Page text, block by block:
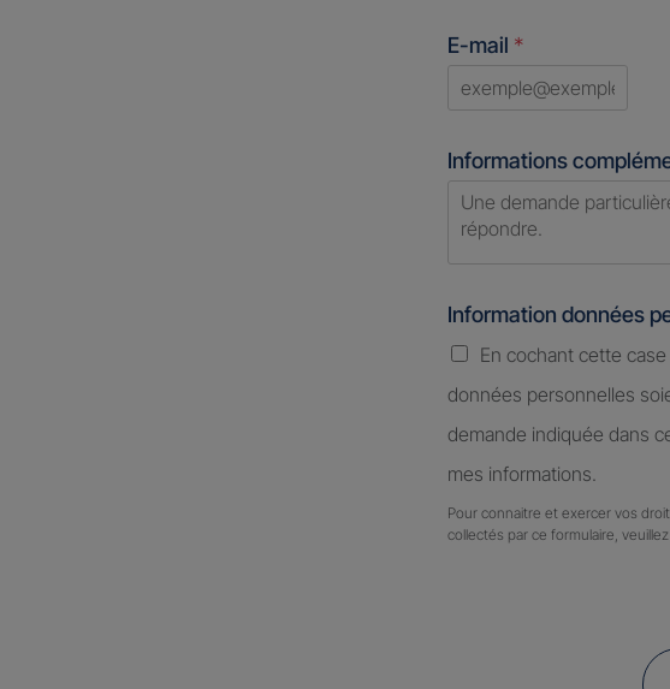
E-mail *
Informations
Information données
En cochant cette
données personnelles
demande indiquée dans
mes informations.
Pour connaitre et exercer vos
collectés par ce formulaire,